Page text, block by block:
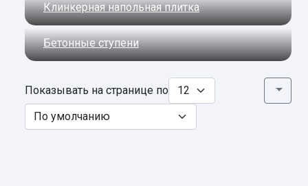
Клинкерная напольная плитка
Бетонные ступени
Показывать на странице по